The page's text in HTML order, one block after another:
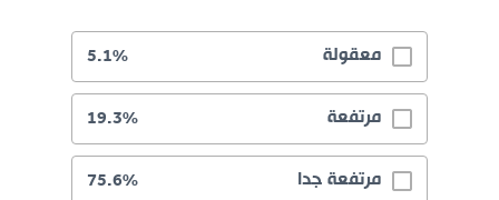
معقولة 5.1%
مرتفعة 19.3%
مرتفعة جدا 75.6%